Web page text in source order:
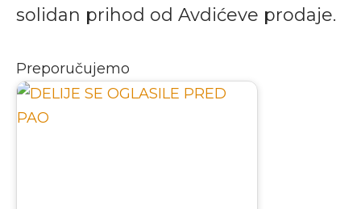
solidan prihod od Avdićeve prodaje.
Preporučujemo